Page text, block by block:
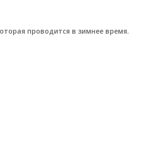
проводится в зимнее время.